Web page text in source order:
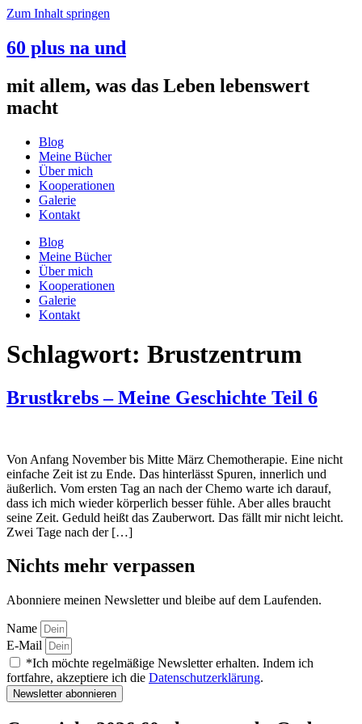
Zum Inhalt springen
60 plus na und
mit allem, was das Leben lebenswert
macht
Blog
Meine Bücher
Über mich
Kooperationen
Galerie
Kontakt
Blog
Meine Bücher
Über mich
Kooperationen
Galerie
Kontakt
Schlagwort: Brustzentrum
Brustkrebs – Meine Geschichte Teil 6
Von Anfang November bis Mitte März Chemotherapie. Eine nicht
einfache Zeit ist zu Ende. Das hinterlässt Spuren, innerlich und
äußerlich. Vom ersten Tag an nach der Chemo warte ich darauf,
dass ich mich wieder körperlich besser fühle. Aber alles braucht
seine Zeit. Geduld heißt das Zauberwort. Das fällt mir nicht leicht.
Zwei Tage nach der […]
Nichts mehr verpassen
Abonniere meinen Newsletter und bleibe auf dem Laufenden.
Name
E-Mail
*Ich möchte regelmäßige Newsletter erhalten. Indem ich
fortfahre, akzeptiere ich die Datenschutzerklärung.
Newsletter abonnieren